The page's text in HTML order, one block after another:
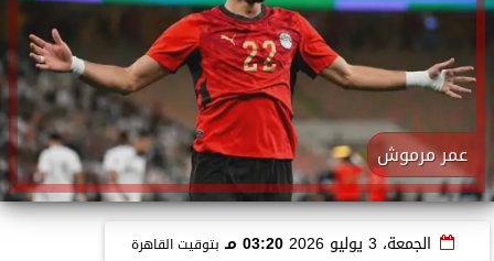
عمر مرموش
الجمعة، 3 يوليو 2026 03:20 مـ بتوقيت القاهرة